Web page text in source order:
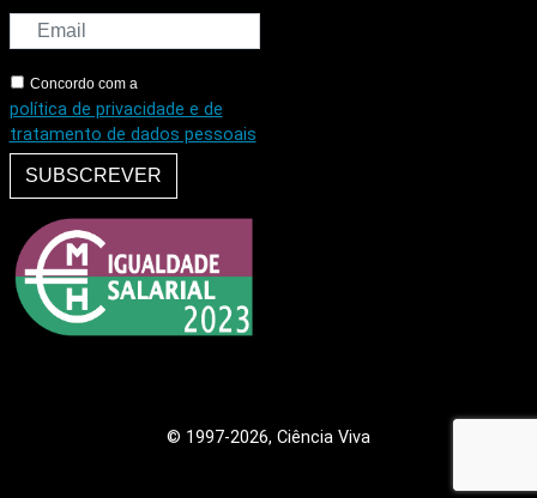
Concordo com a
política de privacidade e de
tratamento de dados pessoais
SUBSCREVER
© 1997-2026, Ciência Viva